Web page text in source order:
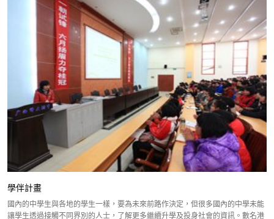
學伴計畫
國內的中學生與各地的學生一樣，要為未來前路作決定，但很多國內的中學未能
讓學生透過接觸不同界別的人士，了解更多繼續升學及投身社會的資訊。數名港